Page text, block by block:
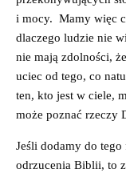
i mocy. Mamy więc
dlaczego ludzie nie
nie mają zdolności,
uciec od tego, co
ten, kto jest w ciele,
może poznać rzeczy
Jeśli dodamy do
odrzucenia Biblii, to